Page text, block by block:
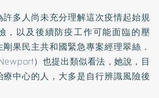
多人尚未充分理解這次疫情起始規
，以及後續防疫工作可能面臨的壓
果民主共和國緊急專案經理翠絲．
）也提出類似看法，她說，目
中心的人，大多是自行辨識風險後